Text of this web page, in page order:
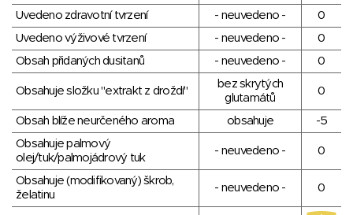
Uvedeno zdravotní tvrzení
- neuvedeno -
0
Uvedeno výživové tvrzení
- neuvedeno -
0
Obsah přidaných dusitanů
- neuvedeno - 0
Obsahuje složku "extrakt z droždí"
bez skrytých
glutamátů
0
Obsah blíže neurčeného aroma obsahuje
-5
Obsahuje palmový
olej/tuk/palmojádrový tuk
- neuvedeno - 0
Obsahuje (modifikovaný) škrob,
želatinu
- neuvedeno - 0